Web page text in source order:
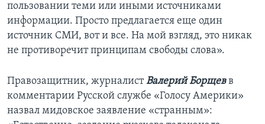
пользовании теми или иными источниками
информации. Просто предлагается еще один
источник СМИ, вот и все. На мой взгляд, это никак
не противоречит принципам свободы слова».
Правозащитник, журналистВалерий Борщевв
комментарии Русской службе «Голосу Америки»
назвал мидовское заявление «странным»: